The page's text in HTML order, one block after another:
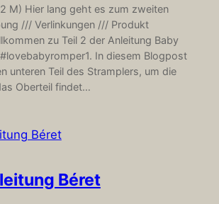
M) Hier lang geht es zum zweiten
/// Verlinkungen /// Produkt
zu Teil 2 der Anleitung Baby
In diesem Blogpost
unteren Teil des Stramplers, um die
Oberteil findet…
Béret